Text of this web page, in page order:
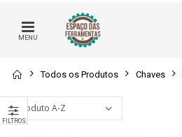
MENU
Todos os Produtos Chaves
FILTROS